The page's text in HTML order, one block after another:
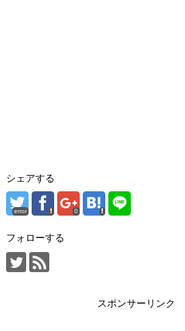
シェアする
error 0
フォローする
スポンサーリンク